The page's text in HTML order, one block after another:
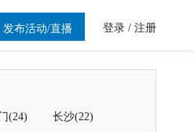
发布活动/直播 登录 / 注册
(24) 长沙(22)